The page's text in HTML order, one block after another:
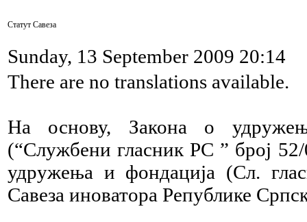
Статут Савеза
Sunday, 13 September 2009 20:14
There are no translations available.
На основу, Закона о
(“Службени гласник РС ” број
удружења и фондација (Сл.
Савеза иноватора Републике